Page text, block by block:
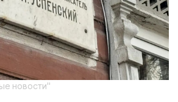
новости"